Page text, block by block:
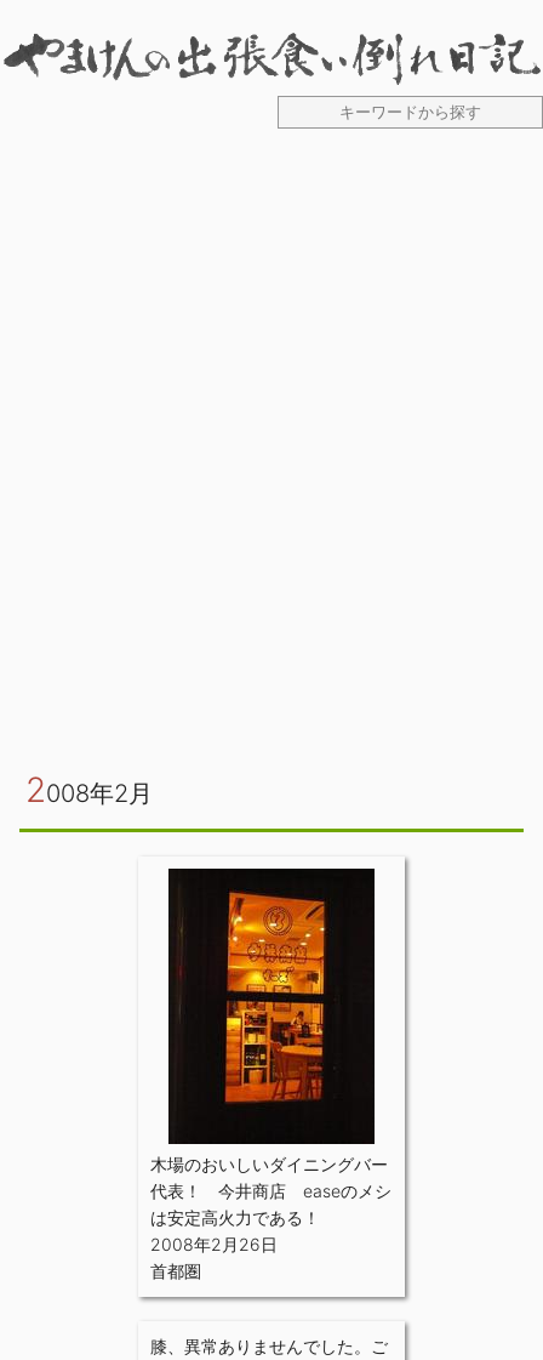
2008年2月
木場のおいしいダイニングバー
代表！ 今井商店 easeのメシ
は安定高火力である！
2008年2月26日
首都圏
膝、異常ありませんでした。ご